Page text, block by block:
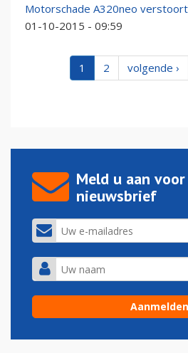
Motorschade A320neo
01-10-2015 - 09:59
1 2 volgende ›
Meld u aan
nieuwsbrief